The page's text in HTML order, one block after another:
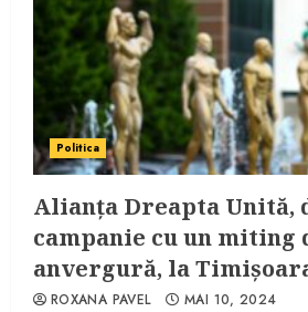
Politica
Alianța Dreapta Unită,
campanie cu un miting
anvergură, la
ROXANA PAVEL MAI 10, 2024